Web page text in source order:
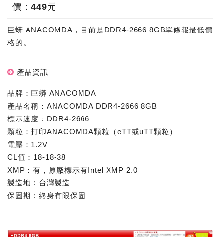
價：449元
巨蟒 ANACOMDA，目前是DDR4-2666 8GB單條報最低價
格的。
產品資訊
品牌：巨蟒 ANACOMDA
產品名稱：ANACOMDA DDR4-2666 8GB
標示速度：DDR4-2666
顆粒：打印ANACOMDA顆粒（eTT或uTT顆粒）
電壓：1.2V
CL值：18-18-38
XMP：有，原廠標示有Intel XMP 2.0
製造地：台灣製造
保固期：終身有限保固